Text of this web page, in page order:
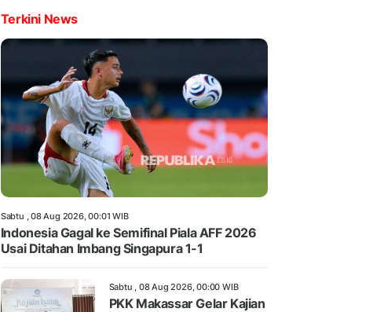
Terkini News
Sabtu , 08 Aug 2026, 00:01 WIB
Indonesia Gagal ke Semifinal Piala AFF 2026
Usai Ditahan Imbang Singapura 1-1
Sabtu , 08 Aug 2026, 00:00 WIB
PKK Makassar Gelar Kajian